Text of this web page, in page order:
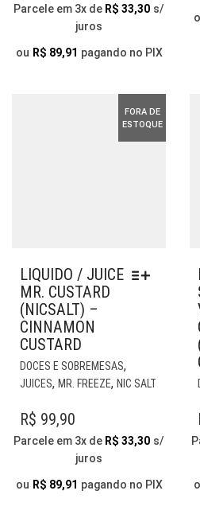
AS
PODEM
PÁGINA
DO
Parcele em 3x de R$ 33,30 s/
juros
ou R$ 89,91 pagando no PIX
FORA DE
ESTOQUE
LIQUIDO / JUICE
MR. CUSTARD
(NICSALT) –
CINNAMON
CUSTARD
DOCES E SOBREMESAS,
JUICES, MR. FREEZE, NIC SALT
AS
PODEM
R$ 99,90
Parcele em 3x de R$ 33,30 s/
juros
ou R$ 89,91 pagando no PIX